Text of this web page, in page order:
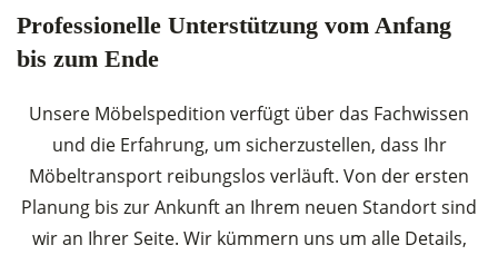
Professionelle Unterstützung vom Anfang
bis zum Ende
Unsere Möbelspedition verfügt über das Fachwissen
und die Erfahrung, um sicherzustellen, dass Ihr
Möbeltransport reibungslos verläuft. Von der ersten
Planung bis zur Ankunft an Ihrem neuen Standort sind
wir an Ihrer Seite. Wir kümmern uns um alle Details,